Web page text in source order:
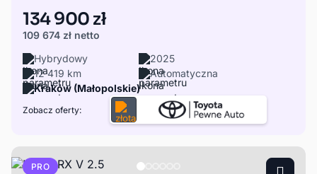
134 900 zł
109 674 zł netto
Hybrydowy
2025
12 419 km
Automatyczna
Kraków (Małopolskie)
Zobacz oferty:
PRO